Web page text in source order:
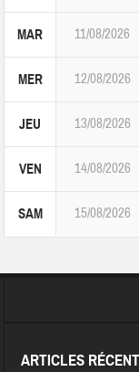
MAR 11/08/2026
MER 12/08/2026
JEU 13/08/2026
VEN 14/08/2026
SAM 15/08/2026
ARTICLES